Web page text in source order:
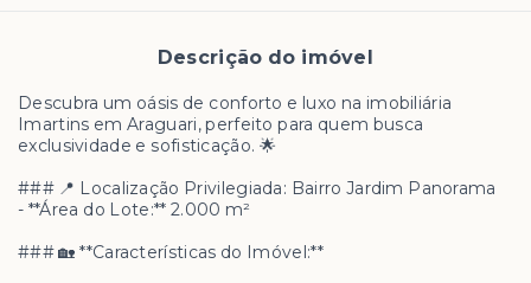
Descrição do imóvel
Descubra um oásis de conforto e luxo na imobiliária
Imartins em Araguari, perfeito para quem busca
exclusividade e sofisticação. 🌟
### 📍 Localização Privilegiada: Bairro Jardim Panorama
- **Área do Lote:** 2.000 m²
### 🏡 **Características do Imóvel:**